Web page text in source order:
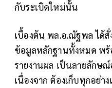
กับระเบิดใหม่นั้น
เบื้องต้น พล.อ.ณัฐพล ได้
ข้อมูลหลักฐานทั้งหมด พร้
รายงานผล เป็นลายลักษ
เนื่องจาก ต้องเก็บทุกอย่า